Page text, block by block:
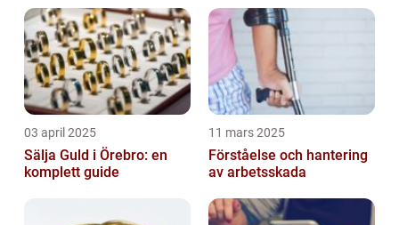
03 april 2025
Sälja Guld i Örebro: en
komplett guide
11 mars 2025
Förståelse och hantering
av arbetsskada